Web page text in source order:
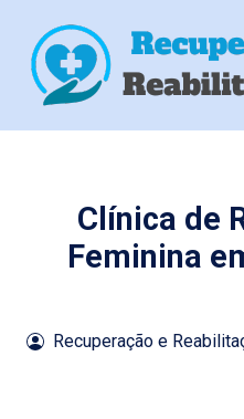
Clínica de
Feminina
Recuperação e